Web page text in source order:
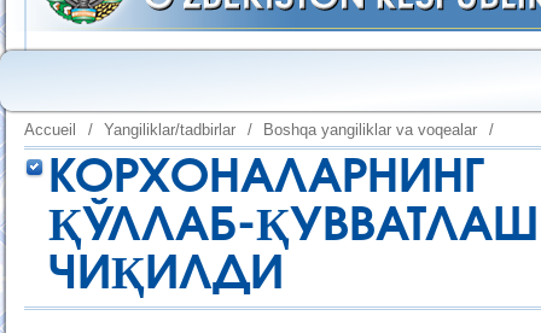
Accueil / Yangiliklar/tadbirlar / Boshqa yangiliklar va voqealar /
ҚЎЛЛАБ-
ЧИҚИЛДИ